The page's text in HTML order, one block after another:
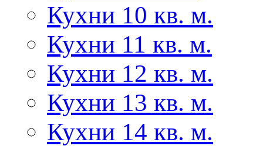
Кухни 10 кв. м.
Кухни 11 кв. м.
Кухни 12 кв. м.
Кухни 13 кв. м.
Кухни 14 кв. м.